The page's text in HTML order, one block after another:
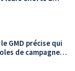
RéZo
GMD précise qui
de campagne